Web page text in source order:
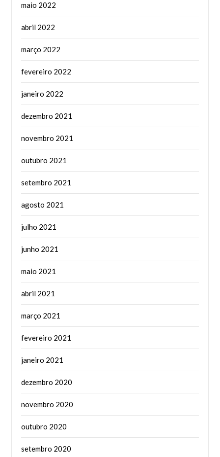
maio 2022
abril 2022
março 2022
fevereiro 2022
janeiro 2022
dezembro 2021
novembro 2021
outubro 2021
setembro 2021
agosto 2021
julho 2021
junho 2021
maio 2021
abril 2021
março 2021
fevereiro 2021
janeiro 2021
dezembro 2020
novembro 2020
outubro 2020
setembro 2020